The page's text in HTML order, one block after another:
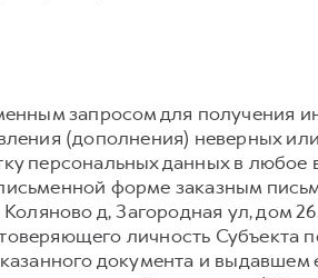
запросом для получения
(дополнения) неверных
персональных данных в
форме заказным
д, Загородная ул, дом
личность Субъекта
документа и